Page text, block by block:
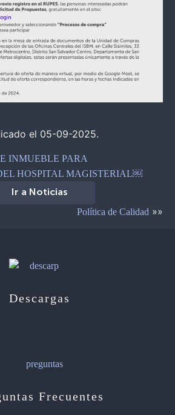
el 05-09-2025.
INMUEBLE PARA
HOSPITAL MAGISTERIAL￼
Ir a Noticias
Política de Calidad »»
Descargas
Frecuentes